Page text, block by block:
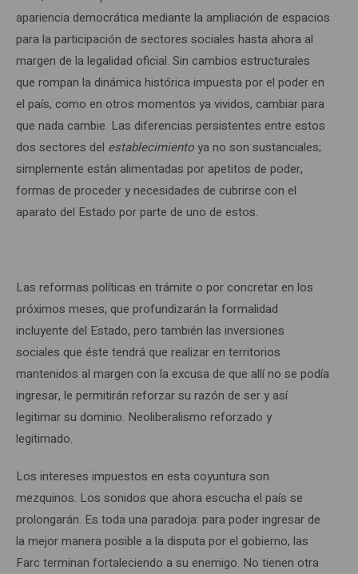
apariencia democrática mediante la ampliación de espacios
para la participación de sectores sociales hasta ahora al
margen de la legalidad oficial. Sin cambios estructurales
que rompan la dinámica histórica impuesta por el poder en
el país, como en otros momentos ya vividos, cambiar para
que nada cambie. Las diferencias persistentes entre estos
dos sectores del establecimientoya no son sustanciales;
simplemente están alimentadas por apetitos de poder,
formas de proceder y necesidades de cubrirse con el
aparato del Estado por parte de uno de estos.
Las reformas políticas en trámite o por concretar en los
próximos meses, que profundizarán la formalidad
incluyente del Estado, pero también las inversiones
sociales que éste tendrá que realizar en territorios
mantenidos al margen con la excusa de que allí no se podía
ingresar, le permitirán reforzar su razón de ser y así
legitimar su dominio. Neoliberalismo reforzado y
legitimado.
Los intereses impuestos en esta coyuntura son
mezquinos. Los sonidos que ahora escucha el país se
prolongarán. Es toda una paradoja: para poder ingresar de
la mejor manera posible a la disputa por el gobierno, las
Farc terminan fortaleciendo a su enemigo. No tienen otra